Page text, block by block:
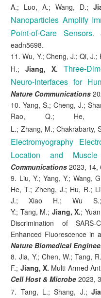
A.; Luo, A.; Wang, D.;
Nanoparticles Amplify
Point-of-Care Sensors.
eadn5698.
11. Wu, Y.; Cheng, J.; Qi,
H.;Jiang, X.
Three-
Neuro-Interfaces for
Nature Communications
10. Yang, S.; Cheng, J.;
Rao, Q.; He,
L.; Zhang, M.; Chakrabarty,
Electromyography
Location and
Communications2023, 14,
9. Liu, Y.; Yang, Y.; Wang,
He, T.; Zheng, J.; Hu, R.;
J.; Xiao H.; Wu
Y.; Tang, M.; Jiang, X.;
Discrimination of SARS-
Enhanced Fluorescence in
Nature Biomedical
8. Jia, Y.; Chen, W.; Tang,
F.; Jiang, X. Multi-Armed
Cell Host & Microbe 2023,
7. Tang, L.; Shang, J.;